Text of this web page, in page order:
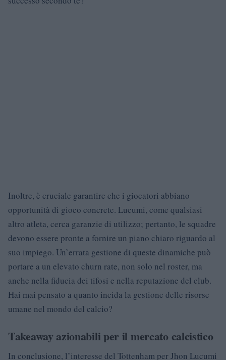
Inoltre, è cruciale garantire che i giocatori abbiano
opportunità di gioco concrete. Lucumi, come qualsiasi
altro atleta, cerca garanzie di utilizzo; pertanto, le squadre
devono essere pronte a fornire un piano chiaro riguardo al
suo impiego. Un’errata gestione di queste dinamiche può
portare a un elevato churn rate, non solo nel roster, ma
anche nella fiducia dei tifosi e nella reputazione del club.
Hai mai pensato a quanto incida la gestione delle risorse
umane nel mondo del calcio?
Takeaway azionabili per il mercato calcistico
In conclusione, l’interesse del Tottenham per Jhon Lucumi